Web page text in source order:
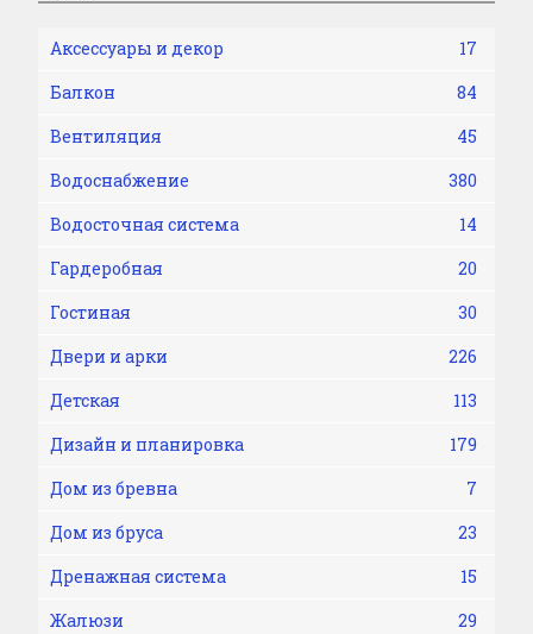
Аксессуары и декор
17
Балкон
84
Вентиляция
45
Водоснабжение
380
Водосточная система
14
Гардеробная
20
Гостиная
30
Двери и арки
226
Детская
113
Дизайн и планировка
179
Дом из бревна
7
Дом из бруса
23
Дренажная система
15
Жалюзи
29